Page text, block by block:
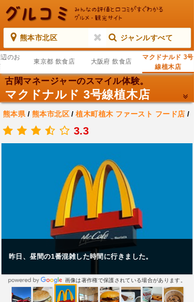
熊本市北区 ジャンルすべて
のお
東京都 飲食店 大阪府 飲食店
マクドナルド 3号
線植木店
古閑マネージャーのスマイル体験。
マクドナルド 3号線植木店
熊本県 / 熊本市北区/植木町植木 ファースト フード店 /
.
3.3
昨日、昼間の1番混雑した時間に行きました。
画像は著作権で保護されている場合があります。